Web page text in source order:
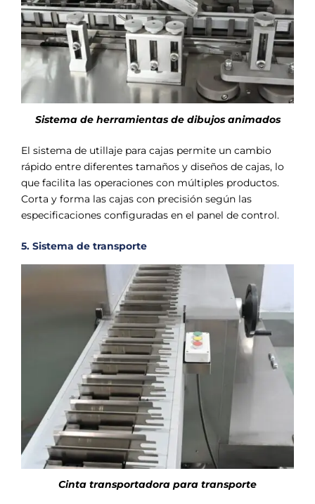
Sistema de herramientas de dibujos animados
El sistema de utillaje para cajas permite un cambio
rápido entre diferentes tamaños y diseños de cajas, lo
que facilita las operaciones con múltiples productos.
Corta y forma las cajas con precisión según las
especificaciones configuradas en el panel de control.
5. Sistema de transporte
Cinta transportadora para transporte